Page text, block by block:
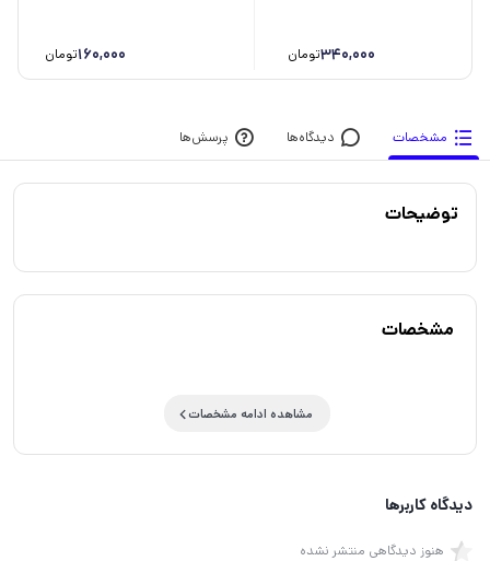
340,000تومان 160,000تومان
مشخصات دیدگاه‌ها پرسش‌ها
توضیحات
مشخصات
مشاهده ادامه مشخصات
دیدگاه کاربرها
هنوز دیدگاهی منتشر نشده